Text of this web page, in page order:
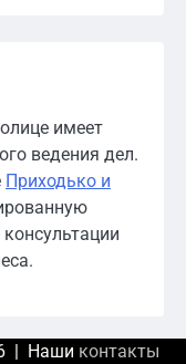
имеет
ведения дел.
Приходько и
| Наши контакты